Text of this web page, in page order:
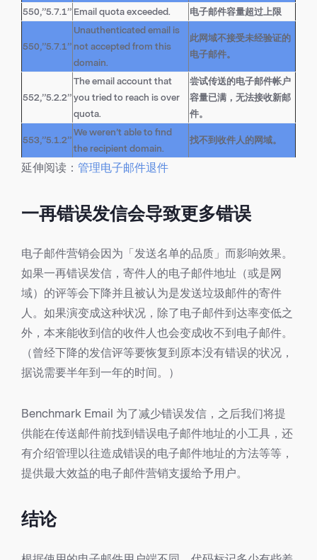
550,”5.7.1” Email quota exceeded. 电子邮件容量超过上限
550,”5.7.1”
Unauthenticated email is
not accepted from this
domain.
此网域不接受未经验证的
电子邮件。
552,”5.2.2”
The email account that
you tried to reach is over
quota.
尝试传送的电子邮件帐户
容量已满，无法接收新邮
件。
553,”5.1.2”
We weren’t able to find
the recipient domain.
找不到收件人的网域。
延伸阅读： 管理电子邮件退件
一再错误发信会导致更多错误
电子邮件营销会因为「发送名单的品质」而影响效果。
如果一再错误发信，寄件人的电子邮件地址（或是网
域）的评等会下降并且被认为是发送垃圾邮件的寄件
人。如果演变成这种状况，除了电子邮件到达率变低之
外，本来能收到信的收件人也会变成收不到电子邮件。
（曾经下降的发信评等要恢复到原本没有错误的状况，
据说需要半年到一年的时间。）
Benchmark Email 为了减少错误发信，之后我们将提
供能在传送邮件前找到错误电子邮件地址的小工具，还
有介绍管理以往造成错误的电子邮件地址的方法等等，
提供最大效益的电子邮件营销支援给予用户。
结论